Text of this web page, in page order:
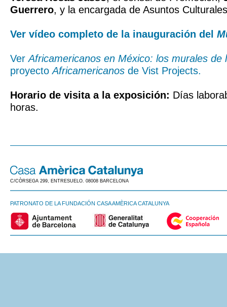
Guerrero, y la encargada de Asuntos
Ver vídeo completo de la inauguración del
VerAfricamericanos en México: los murales de
proyectoAfricamericanos de Vist Projects.
Horario de visita a la exposición: Días
horas.
C/CÒRSEGA 299, ENTRESUELO. 08008 BARCELONA
PATRONATO DE LA FUNDACIÓN CASA AMÈRICA CATALUNYA